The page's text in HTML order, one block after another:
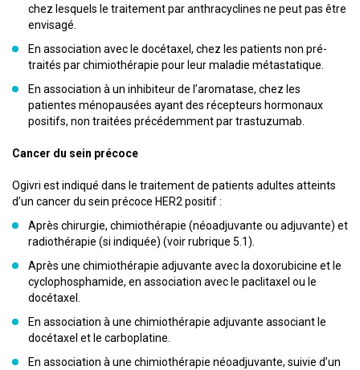
chez lesquels le traitement par anthracyclines ne peut pas être
envisagé.
En association avec le docétaxel, chez les patients non pré-
traités par chimiothérapie pour leur maladie métastatique.
En association à un inhibiteur de l’aromatase, chez les
patientes ménopausées ayant des récepteurs hormonaux
positifs, non traitées précédemment par trastuzumab.
Cancer du sein précoce
Ogivri est indiqué dans le traitement de patients adultes atteints
d’un cancer du sein précoce HER2 positif :
Après chirurgie, chimiothérapie (néoadjuvante ou adjuvante) et
radiothérapie (si indiquée) (voir rubrique 5.1).
Après une chimiothérapie adjuvante avec la doxorubicine et le
cyclophosphamide, en association avec le paclitaxel ou le
docétaxel.
En association à une chimiothérapie adjuvante associant le
docétaxel et le carboplatine.
En association à une chimiothérapie néoadjuvante, suivie d’un